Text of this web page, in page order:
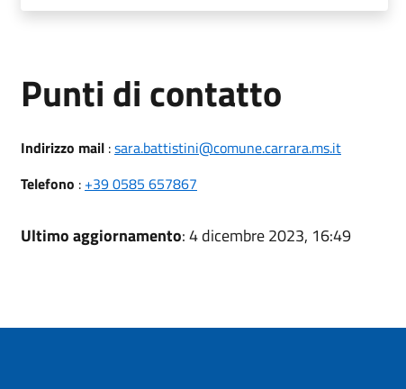
Punti di contatto
Indirizzo mail:sara.battistini@comune.carrara.ms.it
Telefono : +39 0585 657867
Ultimo aggiornamento: 4 dicembre 2023, 16:49